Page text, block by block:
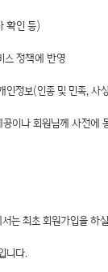
확인 등)
스 정책에 반영
정보(인종 및 민족,
이나 회원님께 사전에
는 최초 회원가입을
니다.